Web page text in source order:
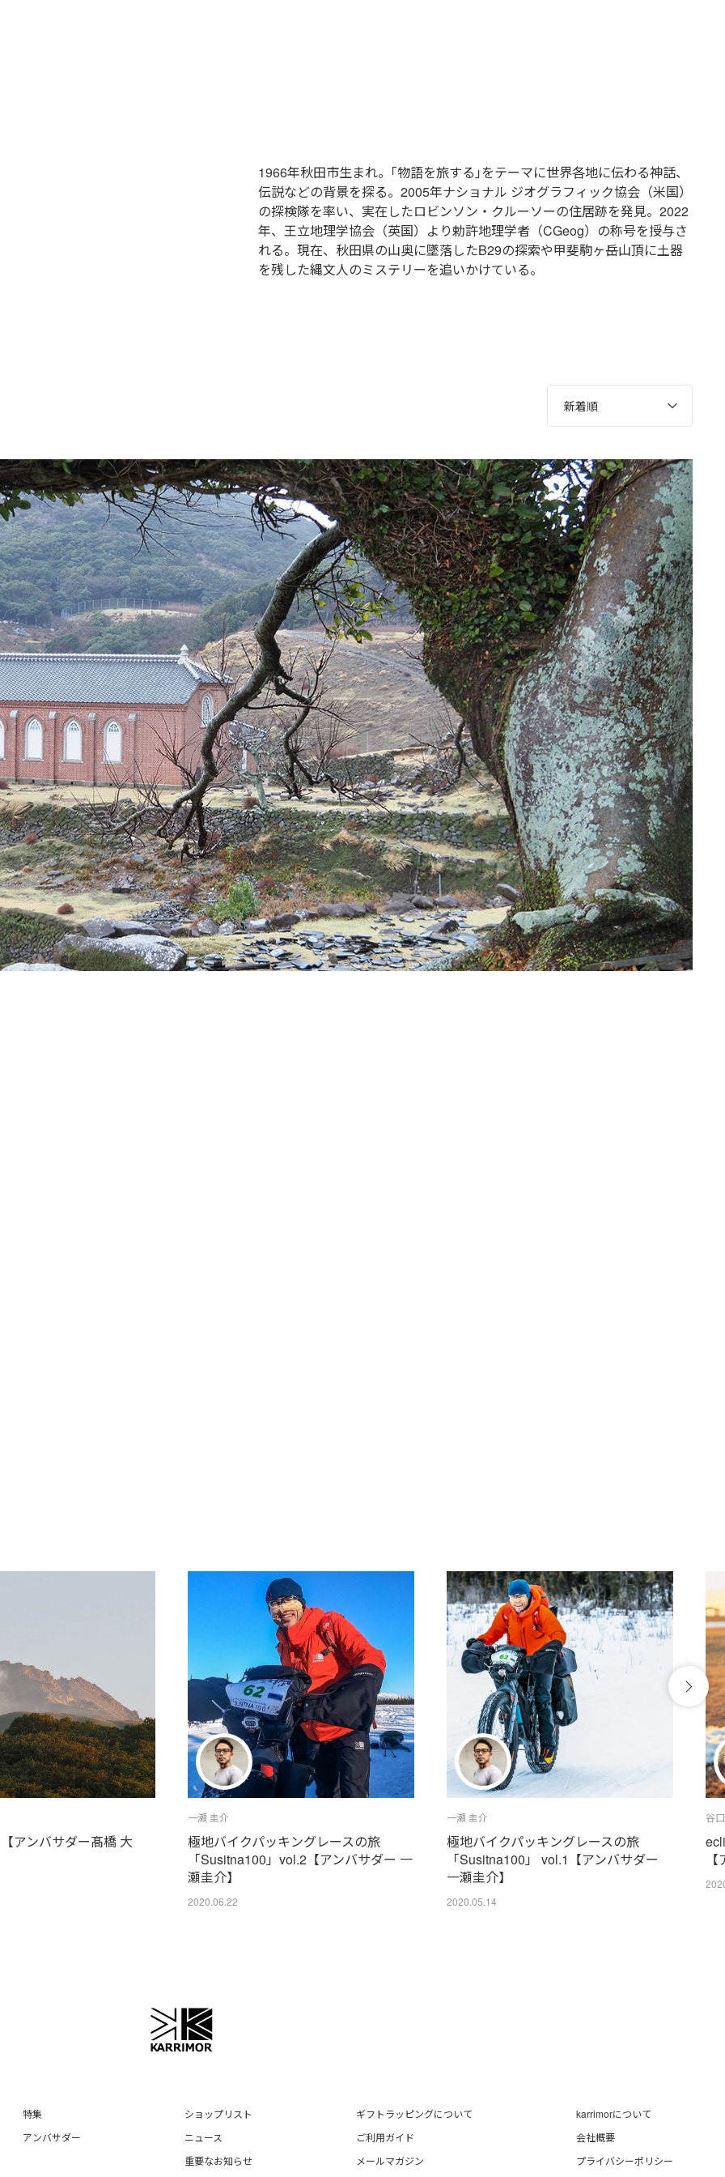
1966年秋田市生まれ。｢物語を旅する｣をテーマに世界各地に伝わる神話、
伝説などの背景を探る。2005年ナショナル ジオグラフィック協会（米国）
の探検隊を率い、実在したロビンソン・クルーソーの住居跡を発見。2022
年、王立地理学協会（英国）より勅許地理学者（CGeog）の称号を授与さ
れる。現在、秋田県の山奥に墜落したB29の探索や甲斐駒ヶ岳山頂に土器
を残した縄文人のミステリーを追いかけている。
アンバサダー髙橋 大
一瀬 圭介
極地バイクパッキングレースの旅
「Susitna100」vol.2【アンバサダー 一
瀬圭介】
2020.06.22
一瀬 圭介
極地バイクパッキングレースの旅
「Susitna100」 vol.1【アンバサダー
一瀬圭介】
2020.05.14
谷
特集
アンバサダー
ショップリスト
ニュース
重要なお知らせ
ギフトラッピングについて
ご利用ガイド
メールマガジン
karrimorについて
会社概要
プライバシーポリシー